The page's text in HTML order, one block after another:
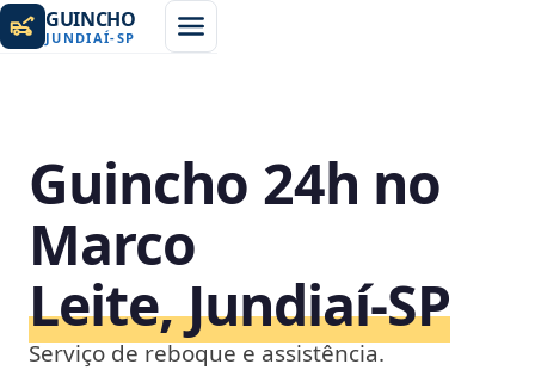
GUINCHO
JUNDIAÍ-SP
Guincho 24h no
Marco
Leite, Jundiaí‑SP
Serviço de reboque e assistência.